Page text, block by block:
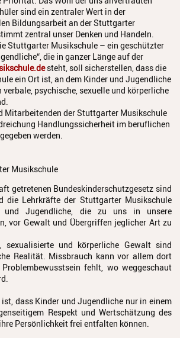
MuM - Musikunterricht für
Menschen mit Behinderung
RockPopJazz
Schlaginstrumente
Streichinstrumente
Tasteninstrumente
Zupfinstrumente
Ensembles
Talentförderung
Gebühren
Fördermöglichkeiten
Mietinstrumente
sind ein zentraler Wert in der
Bildungsarbeit an der Stuttgarter
zentral unser Denken und Handeln.
Stuttgarter Musikschule – ein geschützter
die in ganzer Länge auf der
steht, soll sicherstellen, dass die
ein Ort ist, an dem Kinder und Jugendliche
psychische, sexuelle und körperliche
Mitarbeitenden der Stuttgarter Musikschule
Handlungssicherheit im beruflichen
werden.
Musikschule
getretenen Bundeskinderschutzgesetz sind
die Lehrkräfte der Stuttgarter Musikschule
und Jugendliche, die zu uns in unsere
vor Gewalt und Übergriffen jeglicher Art zu
sexualisierte und körperliche Gewalt sind
Realität. Missbrauch kann vor allem dort
fehlt, wo weggeschaut
ist, dass Kinder und Jugendliche nur in einem
Respekt und Wertschätzung des
Persönlichkeit frei entfalten können.